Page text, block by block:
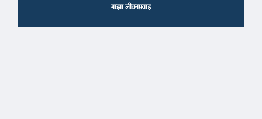
माझा जीवनप्रवाह